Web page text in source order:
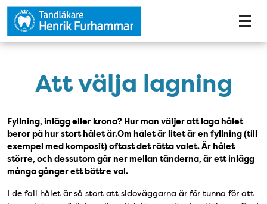
Tillgänglighetsmeny
Att välja lagning
Fyllning, inlägg eller krona? Hur man väljer att laga hålet
beror på hur stort hålet är.Om hålet är litet är en fyllning (till
exempel med komposit) oftast det rätta valet. Är hålet
större, och dessutom går ner mellan tänderna, är ett inlägg
många gånger ett bättre val.
I de fall hålet är så stort att sidoväggarna är för tunna för att